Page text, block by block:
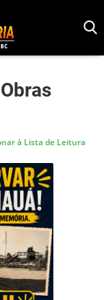
à Lista de Leitura